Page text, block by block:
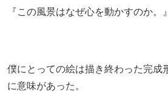
『この風景はなぜ心を動かすのか。』
僕にとっての絵は描き終わった完成
に意味があった。